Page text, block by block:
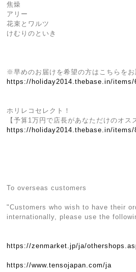
焦燥
アリー
花束とワルツ
けむりのといき
※早めのお届けを希望の方はこちらを
https://holiday2014.thebase.in/items/
ホリレコセレクト！
【予算1万円で店長があなただけのオス
https://holiday2014.thebase.in/items/
To overseas customers
"Customers who wish to have their
internationally, please use the
https://zenmarket.jp/ja/
https://www.tensojapan.com/ja